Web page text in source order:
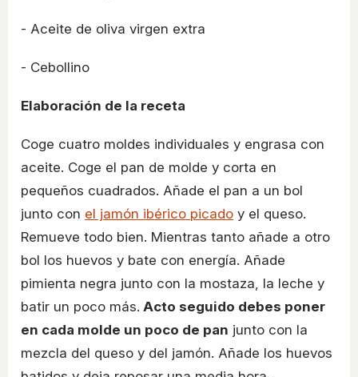
- Aceite de oliva virgen extra
- Cebollino
Elaboración de la receta
Coge cuatro moldes individuales y engrasa con
aceite. Coge el pan de molde y corta en
pequeños cuadrados. Añade el pan a un bol
junto con el jamón ibérico picado y el queso.
Remueve todo bien. Mientras tanto añade a otro
bol los huevos y bate con energía. Añade
pimienta negra junto con la mostaza, la leche y
batir un poco más. Acto seguido debes poner
en cada molde un poco de pan junto con la
mezcla del queso y del jamón. Añade los huevos